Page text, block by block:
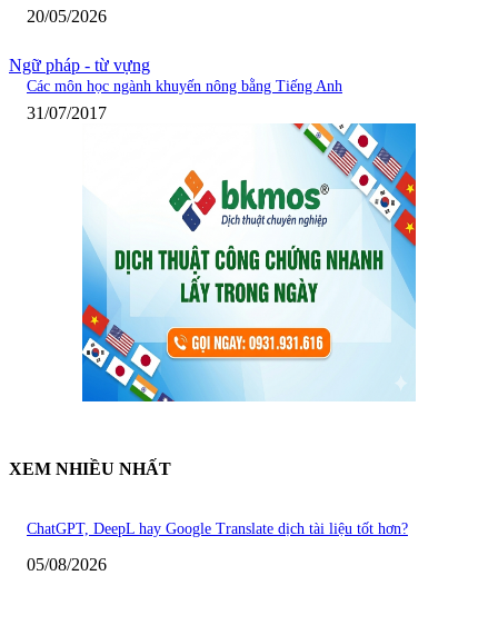
20/05/2026
Ngữ pháp - từ vựng
Các môn học ngành khuyến nông bằng Tiếng Anh
31/07/2017
XEM NHIỀU NHẤT
ChatGPT, DeepL hay Google Translate dịch tài liệu tốt hơn?
05/08/2026